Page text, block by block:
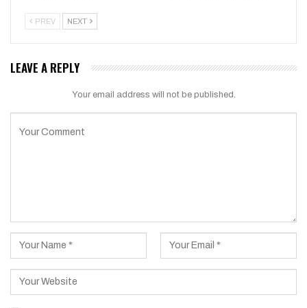
PREV NEXT
LEAVE A REPLY
Your email address will not be published.